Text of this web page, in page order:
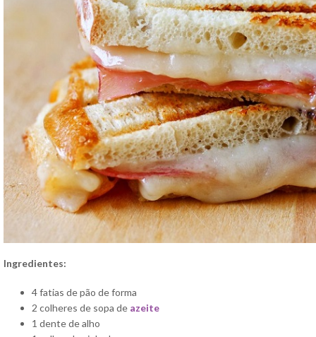
Ingredientes:
4 fatias de pão de forma
2 colheres de sopa de azeite
1 dente de alho